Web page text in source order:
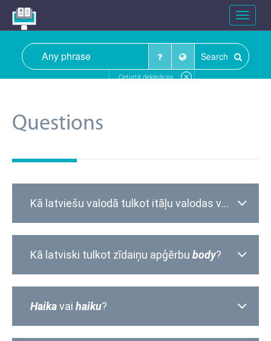
Toggle
Search
Ceturtā deklinācija
Questions
Kā latviešu valodā tulkot itāļu valodas vārdu
Kā latviski tulkot zīdaiņu apģērbu body?
Haikavai haiku?